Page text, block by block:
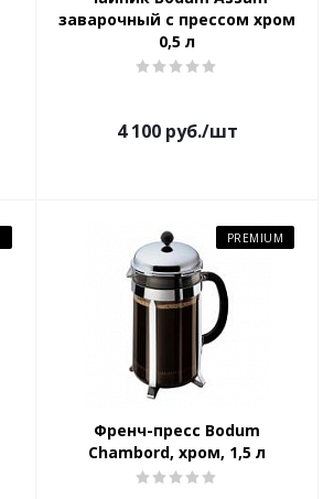
заварочный с прессом хром
0,5 л
4 100руб./шт
PREMIUM
Френч-пресс Bodum
Chambord, хром, 1,5 л